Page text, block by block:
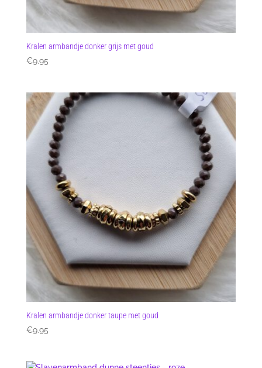
Kralen armbandje donker grijs met goud
€9.95
Kralen armbandje donker taupe met goud
€9.95